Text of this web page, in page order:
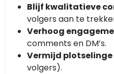
Blijf kwalitatieve
volgers aan te
Verhoog
comments en DM’s.
Vermijd plotselinge
volgers).